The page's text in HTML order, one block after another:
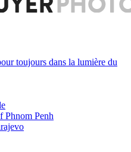
toujours dans la lumière du
Phnom Penh